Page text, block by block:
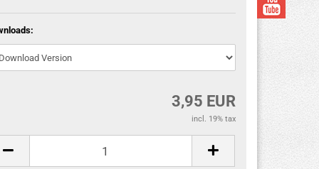
3,95 EUR
incl. 19% tax